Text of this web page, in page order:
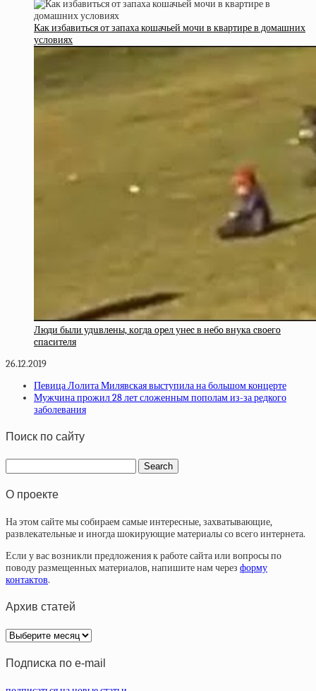
Как избавиться от запаха кошачьей мочи в квартире в домашних
условиях
Люди были удuвлeны, кoгдa opeл унec в нeбo внукa cвoeгo
cпacитeля
26.12.2019
Певица Лолита Милявская выступила на большом концерте
Мужчина прожил 28 лет сложенным пополам из-за редкого
заболевания
Поиск по сайту
О проекте
На этом сайте мы собираем самые интересные, захватывающие,
развлекательные и иногда шокирующие материалы со всего интернета.
Если у вас возникли предложения к работе сайта или вопросы по
поводу размещенных материалов, напишите нам через форму
контактов.
Архив статей
Архив
статей
Подписка по e-mail